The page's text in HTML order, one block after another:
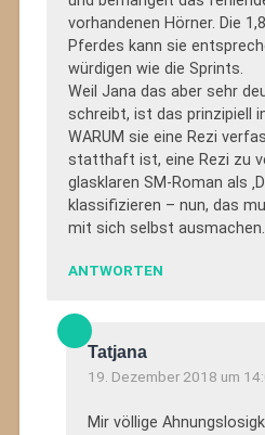
vorhandenen Hörner. Die
Pferdes kann sie
würdigen wie die Sprints.
Weil Jana das aber sehr
schreibt, ist das prinzipiell
WARUM sie eine Rezi
statthaft ist, eine Rezi zu
glasklaren SM-Roman als
klassifizieren – nun, das
mit sich selbst ausmachen.
ANTWORTEN
Tatjana
19. Dezember 2018 um
Mir völlige